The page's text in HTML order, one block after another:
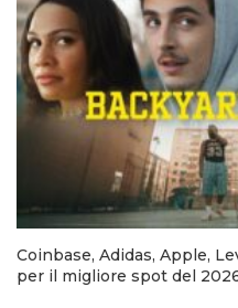
Coinbase, Adidas, Apple,
per il migliore spot del